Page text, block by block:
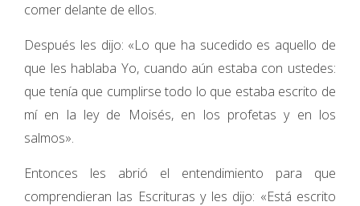
comer delante de ellos.
Después les dijo: «Lo que ha sucedido es aquello de
que les hablaba Yo, cuando aún estaba con ustedes:
que tenía que cumplirse todo lo que estaba escrito de
mí en la ley de Moisés, en los profetas y en los
salmos».
Entonces les abrió el entendimiento para que
comprendieran las Escrituras y les dijo: «Está escrito